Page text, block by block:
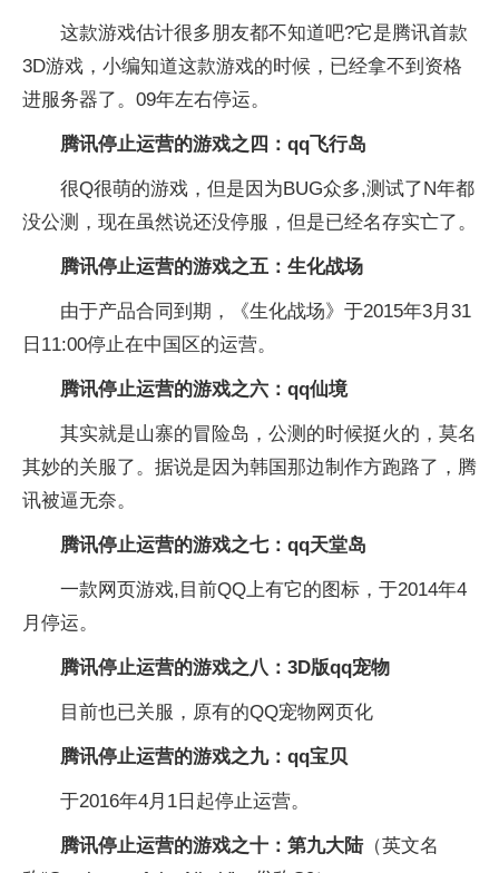
这款游戏估计很多朋友都不知道吧?它是腾讯首款
3D游戏，小编知道这款游戏的时候，已经拿不到资格
进服务器了。09年左右停运。
腾讯停止运营的游戏之四：qq飞行岛
很Q很萌的游戏，但是因为BUG众多,测试了N年都
没公测，现在虽然说还没停服，但是已经名存实亡了。
腾讯停止运营的游戏之五：生化战场
由于产品合同到期，《生化战场》于2015年3月31
日11:00停止在中国区的运营。
腾讯停止运营的游戏之六：qq仙境
其实就是山寨的冒险岛，公测的时候挺火的，莫名
其妙的关服了。据说是因为韩国那边制作方跑路了，腾
讯被逼无奈。
腾讯停止运营的游戏之七：qq天堂岛
一款网页游戏,目前QQ上有它的图标，于2014年4
月停运。
腾讯停止运营的游戏之八：3D版qq宠物
目前也已关服，原有的QQ宠物网页化
腾讯停止运营的游戏之九：qq宝贝
于2016年4月1日起停止运营。
腾讯停止运营的游戏之十：第九大陆（英文名